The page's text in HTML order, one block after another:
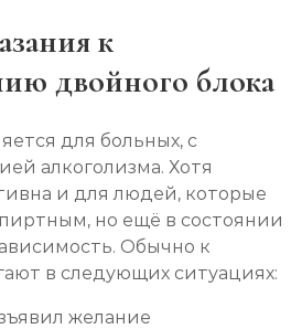
к
двойного блока
для больных, с
алкоголизма. Хотя
и для людей, которые
но ещё в состоянии
Обычно к
в следующих ситуациях:
желание